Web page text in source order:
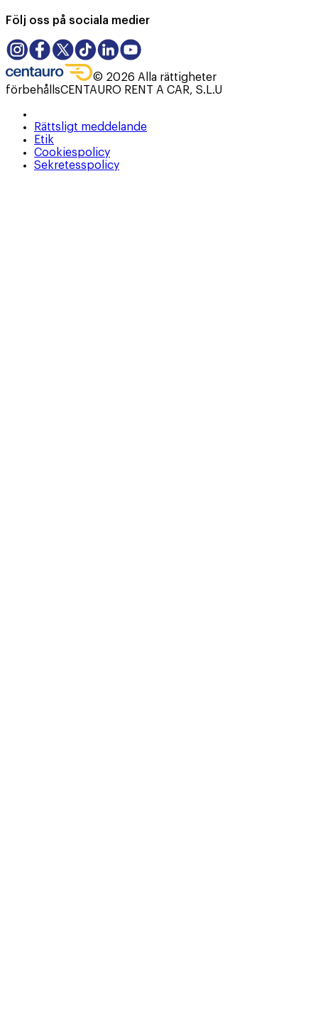
Följ oss på sociala medier
© 2026 Alla rättigheter
förbehållsCENTAURO RENT A CAR, S.L.U
Rättsligt meddelande
Etik
Cookiespolicy
Sekretesspolicy